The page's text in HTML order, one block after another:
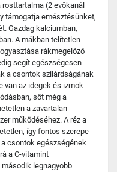
(2 evőkanál
támogatja emésztésünket,
Gazdag kalciumban,
A mákban telítetlen
rákmegelőző
segít egészségesen
a csontok szilárdságának
van az idegek és izmok
sőt még a
a zavartalan
működéséhez. A réz a
így fontos szerepe
csontok egészségének
a C-vitamint
legnagyobb